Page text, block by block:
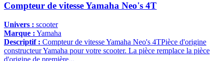
Compteur de vitesse Yamaha Neo's 4T
Univers : scooter
Marque : Yamaha
Descriptif : Compteur de vitesse Yamaha Neo's 4TPièce d'origine
constructeur Yamaha pour votre scooter. La pièce remplace la pièce
d'origine de première...